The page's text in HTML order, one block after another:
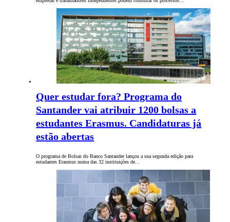
Quer estudar fora? Programa do
Santander vai atribuir 1200 bolsas a
estudantes Erasmus. Candidaturas já
estão abertas
O programa de Bolsas do Banco Santander lançou a sua segunda edição para
estudantes Erasmus numa das 32 instituições de…